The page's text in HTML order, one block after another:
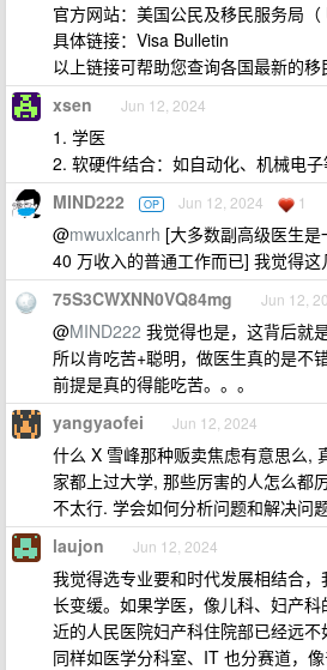
官方网站：美国公民及移民服务局（
具体链接：Visa Bulletin
以上链接可帮助您查询各国最新的移
xsen Jun 12, 2024
1. 学医
2. 软硬件结合：如自动化、机械电
MIND222 OP Jun 12, 2024 1
@mwuxlcanrh [大多数副高级医生
40 万收入的普通工作而已] 我觉得这
75S3CWXNN0VQ84mg Jun 12,
@MIND222 我觉得也是，这背后就
所以肯吃苦+聪明，做医生真的是不错
前提是真的得能吃苦。。。
yangyaofei Jun 12, 2024
什么 X 雪峰那种贩卖焦虑有意思么,
家都上过大学, 那些厉害的人怎么都
不太行. 学会如何分析问题和解决问
laujon Jun 12, 2024
我觉得选专业要和时代发展相结合
长变缓。如果学医，像儿科、妇产
近的人民医院妇产科住院部已经远不
同样如医学分科室、IT 也分赛道，